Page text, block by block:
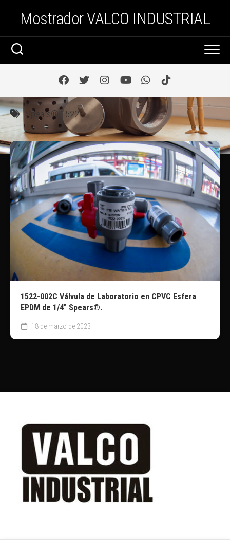
Mostrador VALCO INDUSTRIAL
Spears® 1522
1522-002C Válvula de Laboratorio en CPVC Esfera
EPDM de 1/4″ Spears®.
18 de marzo de 2023